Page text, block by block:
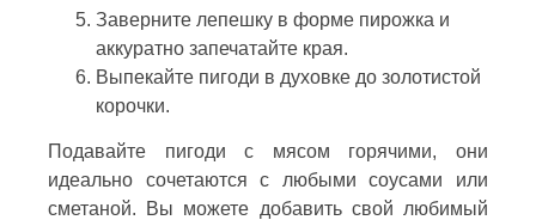
Заверните лепешку в форме пирожка и
аккуратно запечатайте края.
Выпекайте пигоди в духовке до золотистой
корочки.
Подавайте пигоди с мясом горячими, они
идеально сочетаются с любыми соусами или
сметаной. Вы можете добавить свой любимый